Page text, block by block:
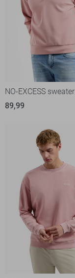
NO-EXCESS sweater
89,99